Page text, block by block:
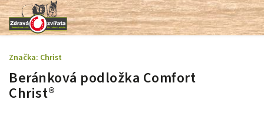
Beránková podložka Comfort
Christ®
Značka: Christ